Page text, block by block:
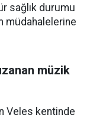
sağlık durumu
müdahalelerine
müzik
Veles kentinde